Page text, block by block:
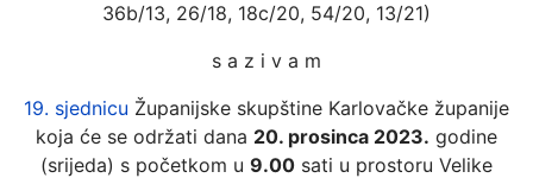
36b/13, 26/18, 18c/20, 54/20, 13/21)
s a z i v a m
19. sjednicu Županijske skupštine Karlovačke županije
koja će se održati dana 20. prosinca 2023. godine
(srijeda) s početkom u 9.00 sati u prostoru Velike